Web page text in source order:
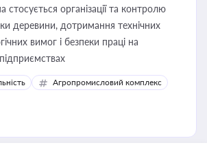
стосується організації та контролю
деревини, дотримання технічних
вимог і безпеки праці на
Агропромисловий комплекс